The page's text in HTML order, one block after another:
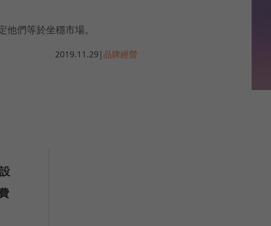
們等於坐穩市場。
2019.11.29 | 品牌經營